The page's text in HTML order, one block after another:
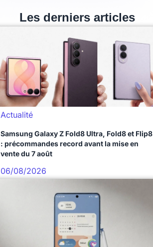
Les derniers articles
Actualité
Samsung Galaxy Z Fold8 Ultra, Fold8 et Flip8
: précommandes record avant la mise en
vente du 7 août
06/08/2026